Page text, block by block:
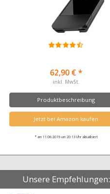
62,90 € *
inkl. MwSt.
Produktbeschreibung
Jetzt bei Amazon kaufen
* am 11.08.2019 um 20:13 Uhr aktualisiert
Unsere Empfehlungen: